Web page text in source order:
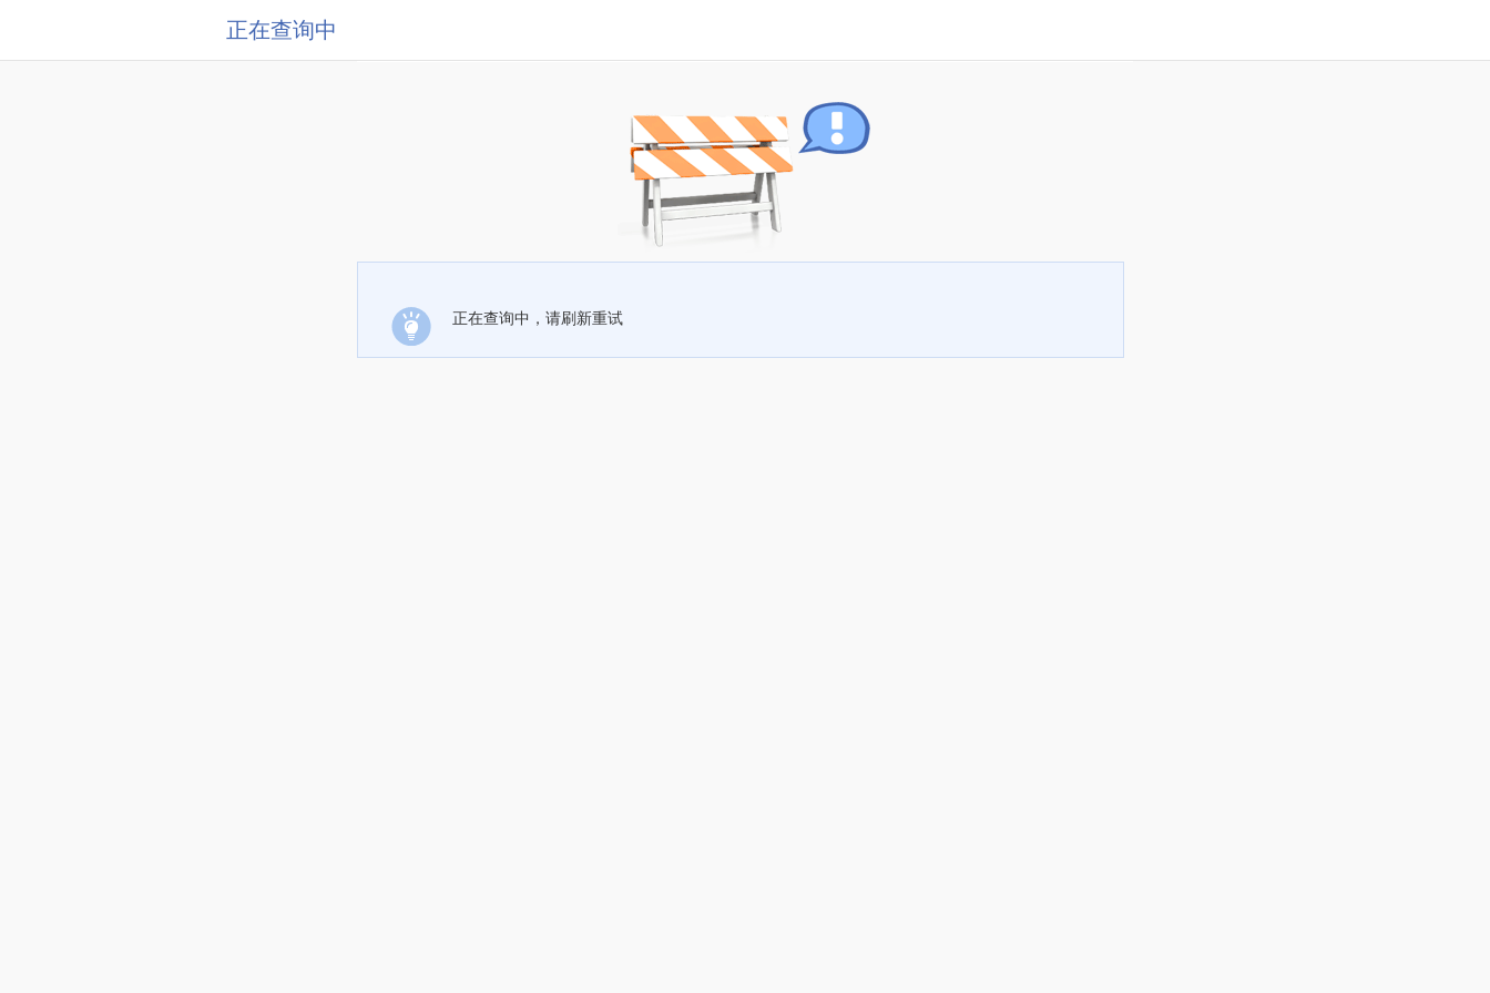
正在查询中
正在查询中，请刷新重试